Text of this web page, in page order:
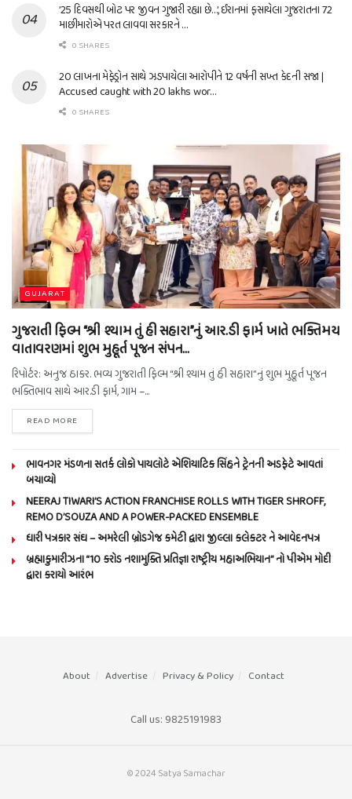
’25 દિવસથી બોટ પર જીવન ગુજારી રહ્યા છે…’, ઈરાનમાં ફસાયેલા ગુજરાતના 72
માછીમારોએ પરત લાવવા સરકારને …
0 SHARES
20 લાખના મેફેડ્રોન સાથે ઝડપાયેલા આરોપીને 12 વર્ષની સખ્ત કેદની સજા |
Accused caught with 20 lakhs wor…
0 SHARES
GUJARAT
ગુજરાતી ફિલ્મ “શ્રી શ્યામ તું હી સહારા”નું આર.ડી ફાર્મ ખાતે ભક્તિમય
વાતાવરણમાં શુભ મુહૂર્ત પૂજન સંપન…
રિપોર્ટર: અનુજ ઠાકર. ભવ્ય ગુજરાતી ફિલ્મ “શ્રી શ્યામ તું હી સહારા”નું શુભ મુહૂર્ત પૂજન
ભક્તિભાવ સાથે આર.ડી ફાર્મ, ગામ –...
READ MORE
ભાવનગર મંડળના સતર્ક લોકો પાયલોટે એશિયાટિક સિંહને ટ્રેનની અડફેટે આવતાં
બચાવ્યો
NEERAJ TIWARI’S ACTION FRANCHISE ROLLS WITH TIGER SHROFF,
REMO D’SOUZA AND A POWER-PACKED ENSEMBLE
ધારી પત્રકાર સંઘ – અમરેલી બ્રોડગેજ કમેટી દ્વારા જીલ્લા કલેકટર ને આવેદનપત્ર
બ્રહ્માકુમારીઝના “10 કરોડ નશામુક્તિ પ્રતિજ્ઞા રાષ્ટ્રીય મહાઅભિયાન” નો પીએમ મોદી
દ્વારા કરાયો આરંભ
About Advertise Privacy & Policy Contact
Call us: 9825191983
© 2024 Satya Samachar